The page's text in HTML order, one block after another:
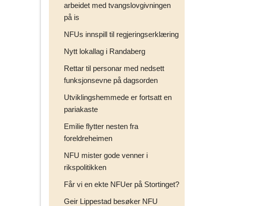
arbeidet med tvangslovgivningen
på is
NFUs innspill til regjeringserklæring
Nytt lokallag i Randaberg
Rettar til personar med nedsett
funksjonsevne på dagsorden
Utviklingshemmede er fortsatt en
pariakaste
Emilie flytter nesten fra
foreldreheimen
NFU mister gode venner i
rikspolitikken
Får vi en ekte NFUer på Stortinget?
Geir Lippestad besøker NFU